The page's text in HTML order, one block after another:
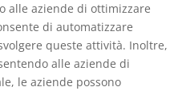
alle aziende di ottimizzare
di automatizzare
queste attività. Inoltre,
alle aziende di
le aziende possono